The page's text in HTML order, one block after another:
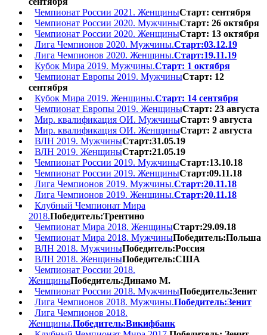
Чемпионат России 2021. ЖенщиныСтарт: сентября
Чемпионат России 2020. МужчиныСтарт: 26 октября
Чемпионат России 2020. ЖенщиныСтарт: 13 октября
Лига Чемпионов 2020. Мужчины.Старт:03.12.19
Лига Чемпионов 2020. Женщины.Старт:19.11.19
Кубок Мира 2019. Мужчины.Старт: 1 октября
Чемпионат Европы 2019. МужчиныСтарт: 12
сентября
Кубок Мира 2019. Женщины.Старт: 14 сентября
Чемпионат Европы 2019. ЖенщиныСтарт: 23 августа
Мир. квалификация ОИ. МужчиныСтарт: 9 августа
Мир. квалификация ОИ. ЖенщиныСтарт: 2 августа
ВЛН 2019. МужчиныСтарт:31.05.19
ВЛН 2019. ЖенщиныСтарт:21.05.19
Чемпионат России 2019. МужчиныСтарт:13.10.18
Чемпионат России 2019. ЖенщиныСтарт:09.11.18
Лига Чемпионов 2019. Мужчины.Старт:20.11.18
Лига Чемпионов 2019. Женщины.Старт:20.11.18
Клубный Чемпионат Мира
2018.Победитель:Трентино
Чемпионат Мира 2018. ЖенщиныСтарт:29.09.18
Чемпионат Мира 2018. МужчиныПобедитель:Польша
ВЛН 2018. МужчиныПобедитель:Россия
ВЛН 2018. ЖенщиныПобедитель:США
Чемпионат России 2018.
ЖенщиныПобедитель:Динамо М.
Чемпионат России 2018. МужчиныПобедитель:Зенит
Лига Чемпионов 2018. Мужчины.Победитель:Зенит
Лига Чемпионов 2018.
Женщины.Победитель:Викифбанк